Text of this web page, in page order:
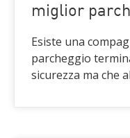
miglior
Esiste una
parcheggio
sicurezza ma che